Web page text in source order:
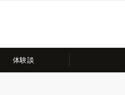
体験談